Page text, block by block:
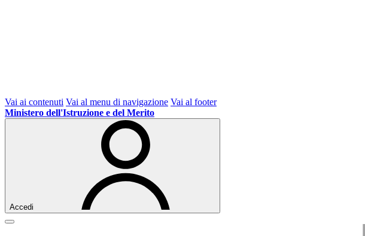
Vai ai contenuti Vai al menu di navigazione Vai al footer
Ministero dell'Istruzione e del Merito
Accedi